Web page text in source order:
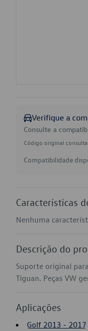
Verifique a
Consulte a
Código original
Compatibilidade
Características
Nenhuma
Descrição do
Suporte original
Tiguan. Peças VW
Aplicações
Golf 2013 - 2017